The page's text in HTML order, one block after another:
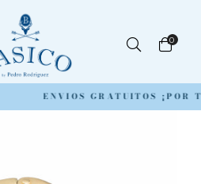
0
ENVIOS GRATUITOS ¡POR